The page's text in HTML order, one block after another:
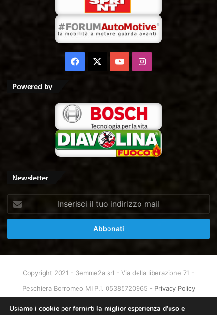
Facebook
You Instagram
Powered by
Newsletter
tuo
mail
Copyright 2021 - 3emme2a srl - Via della liberazione 71 -
Peschiera Borromeo MI P.i. 05385720965 - Privacy Policy
Usiamo i cookie per fornirti la miglior esperienza d'uso e